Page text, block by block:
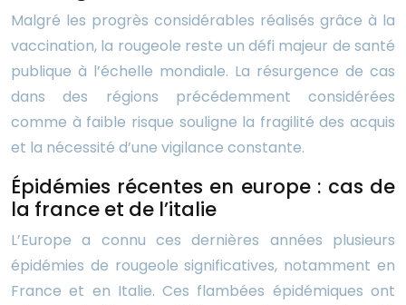
Malgré les progrès considérables réalisés grâce à la
vaccination, la rougeole reste un défi majeur de santé
publique à l’échelle mondiale. La résurgence de cas
dans des régions précédemment considérées
comme à faible risque souligne la fragilité des acquis
et la nécessité d’une vigilance constante.
Épidémies récentes en europe : cas de
la france et de l’italie
L’Europe a connu ces dernières années plusieurs
épidémies de rougeole significatives, notamment en
France et en Italie. Ces flambées épidémiques ont